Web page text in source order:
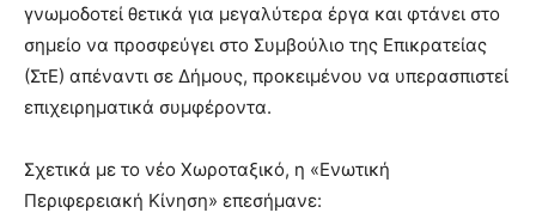
γνωμοδοτεί θετικά για μεγαλύτερα έργα και φτάνει στο
σημείο να προσφεύγει στο Συμβούλιο της Επικρατείας
(ΣτΕ) απέναντι σε Δήμους, προκειμένου να υπερασπιστεί
επιχειρηματικά συμφέροντα.
Σχετικά με το νέο Χωροταξικό, η «Ενωτική
Περιφερειακή Κίνηση» επεσήμανε: